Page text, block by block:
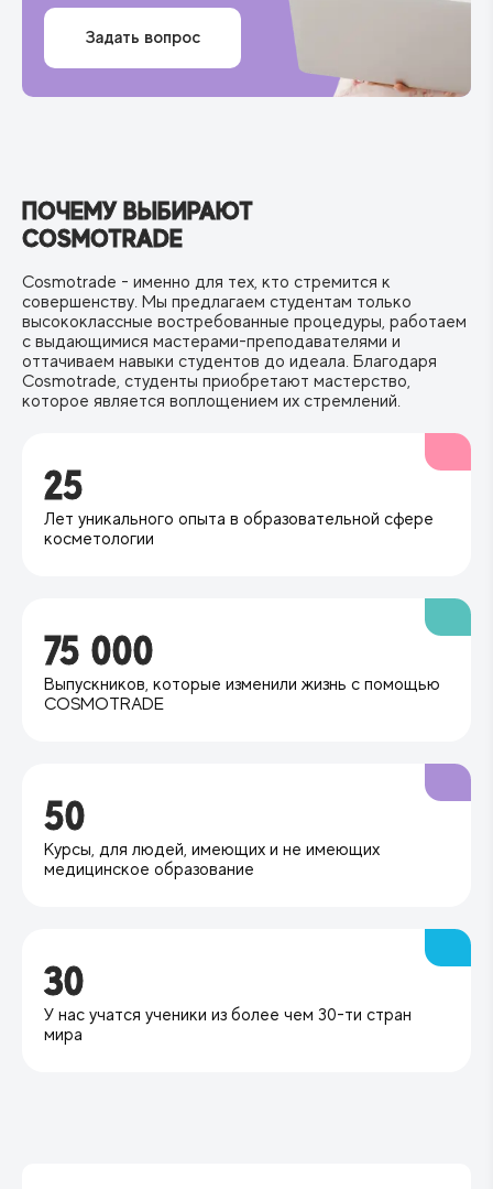
Задать вопрос
ПОЧЕМУ ВЫБИРАЮТ
COSMOTRADE
Cosmotrade - именно для тех, кто стремится к
совершенству. Мы предлагаем студентам только
высококлассные востребованные процедуры, работаем
с выдающимися мастерами-преподавателями и
оттачиваем навыки студентов до идеала. Благодаря
Cosmotrade, студенты приобретают мастерство,
которое является воплощением их стремлений.
25
Лет уникального опыта в образовательной сфере
косметологии
75 000
Выпускников, которые изменили жизнь с помощью
COSMOTRADE
50
Курсы, для людей, имеющих и не имеющих
медицинское образование
30
У нас учатся ученики из более чем 30-ти стран
мира